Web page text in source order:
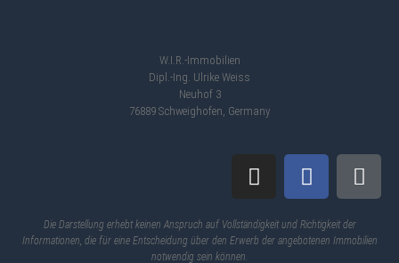
W.I.R.-Immobilien
Dipl.-Ing. Ulrike Weiss
Neuhof 3
76889 Schweighofen, Germany
Die Darstellung erhebt keinen Anspruch auf Vollständigkeit und Richtigkeit der
Informationen, die für eine Entscheidung über den Erwerb der angebotenen Immobilien
notwendig sein können.